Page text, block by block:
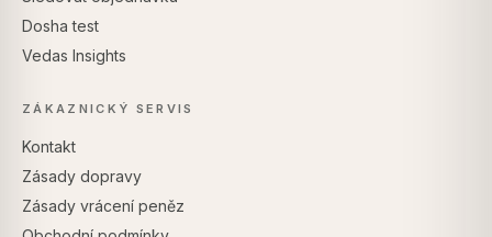
Dosha test
Vedas Insights
ZÁKAZNICKÝ SERVIS
Kontakt
Zásady dopravy
Zásady vrácení peněz